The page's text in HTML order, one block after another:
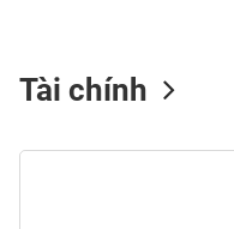
Tài chính
TƯ